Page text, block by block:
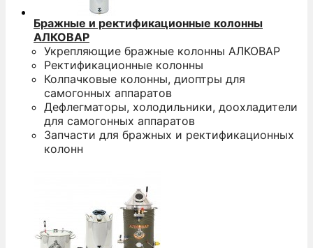
Бражные и ректификационные колонны
АЛКОВАР
Укрепляющие бражные колонны АЛКОВАР
Ректификационные колонны
Колпачковые колонны, диоптры для
самогонных аппаратов
Дефлегматоры, холодильники, доохладители
для самогонных аппаратов
Запчасти для бражных и ректификационных
колонн